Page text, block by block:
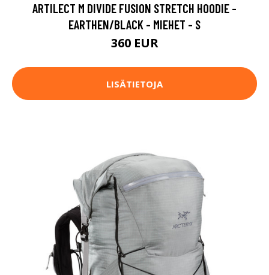
ARTILECT M DIVIDE FUSION STRETCH HOODIE -
EARTHEN/BLACK - MIEHET - S
360 EUR
LISÄTIETOJA